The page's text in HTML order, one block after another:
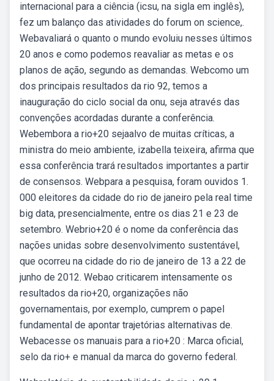
internacional para a ciência (icsu, na sigla em inglês),
fez um balanço das atividades do forum on science,.
Webavaliará o quanto o mundo evoluiu nesses últimos
20 anos e como podemos reavaliar as metas e os
planos de ação, segundo as demandas. Webcomo um
dos principais resultados da rio 92, temos a
inauguração do ciclo social da onu, seja através das
convenções acordadas durante a conferência.
Webembora a rio+20 sejaalvo de muitas críticas, a
ministra do meio ambiente, izabella teixeira, afirma que
essa conferência trará resultados importantes a partir
de consensos. Webpara a pesquisa, foram ouvidos 1.
000 eleitores da cidade do rio de janeiro pela real time
big data, presencialmente, entre os dias 21 e 23 de
setembro. Webrio+20 é o nome da conferência das
nações unidas sobre desenvolvimento sustentável,
que ocorreu na cidade do rio de janeiro de 13 a 22 de
junho de 2012. Webao criticarem intensamente os
resultados da rio+20, organizações não
governamentais, por exemplo, cumprem o papel
fundamental de apontar trajetórias alternativas de.
Webacesse os manuais para a rio+20 : Marca oficial,
selo da rio+ e manual da marca do governo federal.